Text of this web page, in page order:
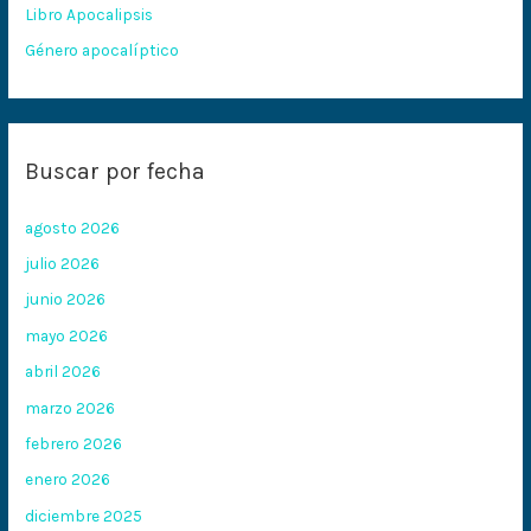
:Libro Apocalipsis
Género apocalíptico
Buscar por fecha
agosto 2026
julio 2026
junio 2026
mayo 2026
abril 2026
marzo 2026
febrero 2026
enero 2026
diciembre 2025